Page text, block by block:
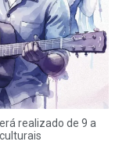
realizado de 9 a